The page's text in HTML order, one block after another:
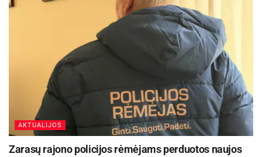
AKTUALIJOS
Zarasų rajono policijos rėmėjams perduotos naujos